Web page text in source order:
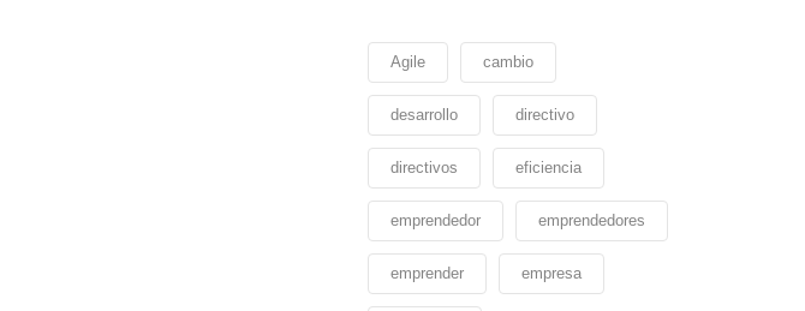
Agile cambio
desarrollo directivo
directivos eficiencia
emprendedor emprendedores
emprender empresa